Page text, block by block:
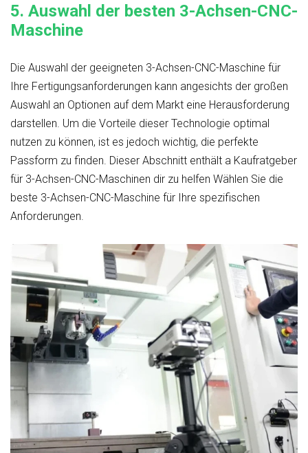
5. Auswahl der besten 3-Achsen-CNC-
Maschine
Die Auswahl der geeigneten 3-Achsen-CNC-Maschine für
Ihre Fertigungsanforderungen kann angesichts der großen
Auswahl an Optionen auf dem Markt eine Herausforderung
darstellen. Um die Vorteile dieser Technologie optimal
nutzen zu können, ist es jedoch wichtig, die perfekte
Passform zu finden. Dieser Abschnitt enthält a Kaufratgeber
für 3-Achsen-CNC-Maschinen dir zu helfen Wählen Sie die
beste 3-Achsen-CNC-Maschine für Ihre spezifischen
Anforderungen.